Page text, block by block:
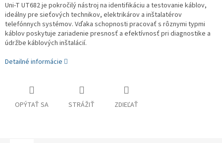
Uni-T UT682 je pokročilý nástroj na identifikáciu a testovanie káblov,
ideálny pre sieťových technikov, elektrikárov a inštalatérov
telefónnych systémov. Vďaka schopnosti pracovať s rôznymi typmi
káblov poskytuje zariadenie presnosť a efektívnosť pri diagnostike a
údržbe káblových inštalácií.
Detailné informácie
OPÝTAŤ SA STRÁŽIŤ ZDIEĽAŤ